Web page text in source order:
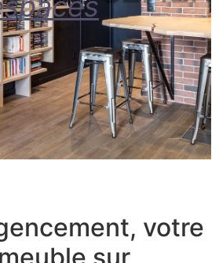
votre